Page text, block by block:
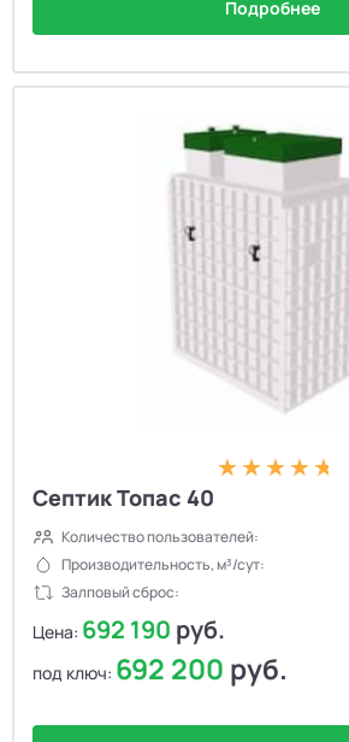
Подробнее
Септик Топас 40
Количество пользователей:
Производительность, м³/сут:
Залповый сброс:
Цена: 692 190 руб.
под ключ: 692 200 руб.